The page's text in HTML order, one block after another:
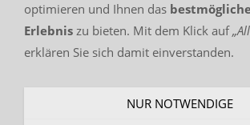
Auto-Quad-Claus - Inhaber Steffen
Straße 1 - 02943 Weißwasser -
Terminanfragen unter: 03576 - 212370 /
optimieren und Ihnen das
Erlebnis zu bieten. Mit dem Klick auf
erklären Sie sich damit einverstanden.
NUR NOTWENDIGE